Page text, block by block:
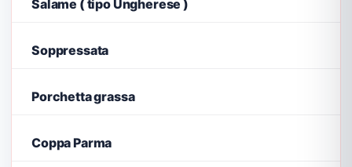
Salame ( tipo Ungherese )
Soppressata
Porchetta grassa
Coppa Parma